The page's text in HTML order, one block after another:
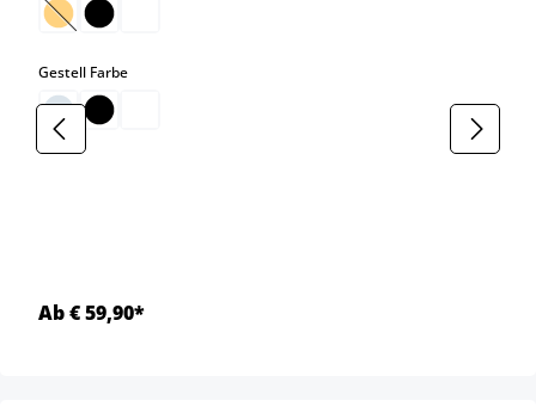
(Diese Option ist zurzeit nicht verfügbar.)
Gestell Farbeauswählen
Ab € 59,90*